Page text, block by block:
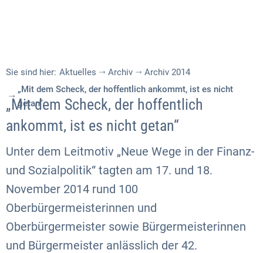
Sie sind hier: Aktuelles Archiv
Archiv 2014
„Mit dem Scheck, der hoffentlich ankommt, ist es nicht
getan“
„Mit dem Scheck, der hoffentlich
ankommt, ist es nicht getan“
Unter dem Leitmotiv „Neue Wege in der Finanz-
und Sozialpolitik“ tagten am 17. und 18.
November 2014 rund 100
Oberbürgermeisterinnen und
Oberbürgermeister sowie Bürgermeisterinnen
und Bürgermeister anlässlich der 42.